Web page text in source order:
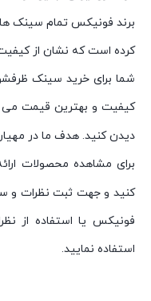
کرده است که نشان از
کیفیت و بهترین قیمت می
دیدن کنید. هدف ما در
برای مشاهده محصولات
کنید و جهت ثبت نظرات و
فونیکس یا استفاده از
استفاده نمایید.